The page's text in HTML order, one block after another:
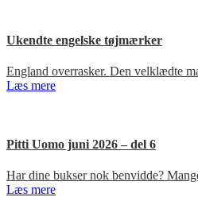
Ukendte engelske tøjmærker
England overrasker. Den velklædte
Læs mere
Pitti Uomo juni 2026 – del 6
Har dine bukser nok benvidde?
Læs mere